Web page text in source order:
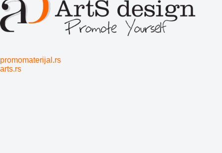
promomaterijal.rs
arts.rs